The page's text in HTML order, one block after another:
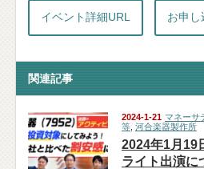
イベント詳細URL お申し
関連記事
2024-1-21 マネーサ
等 河合楽器製作所
2024年1月19
ライト出演に